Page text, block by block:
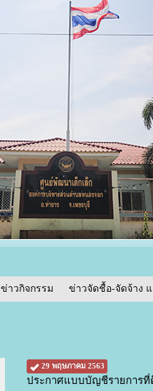
ข่าวกิจกรรม / ข่าวจัดชื้อ-จัดจ้าง
29 พฤษภาคม 2563
ประกาศแบบบัญชีรายการที่